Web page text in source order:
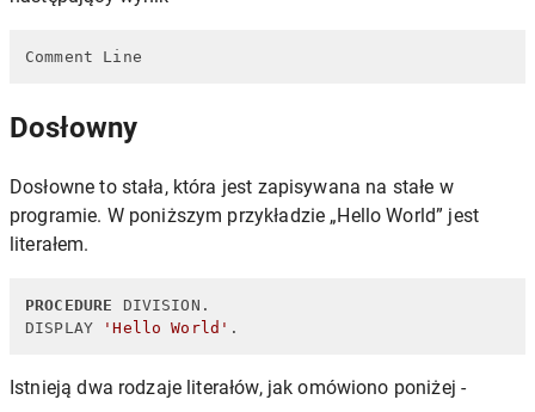
Comment Line
Dosłowny
Dosłowne to stała, która jest zapisywana na stałe w
programie. W poniższym przykładzie „Hello World” jest
literałem.
PROCEDURE DIVISION.
DISPLAY
'Hello World' .
Istnieją dwa rodzaje literałów, jak omówiono poniżej -